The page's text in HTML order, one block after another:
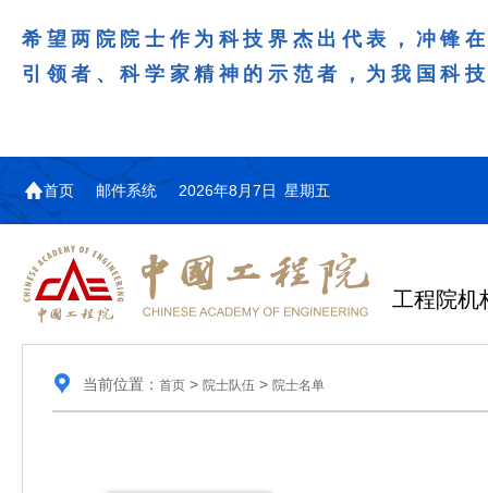
希望两院院士作为科技界杰出代表，冲锋
引领者、科学家精神的示范者，为我国科
首页 邮件系统 2026年8月7日 星期五
工程院机
当前位置： 首页> 院士队伍 > 院士名单